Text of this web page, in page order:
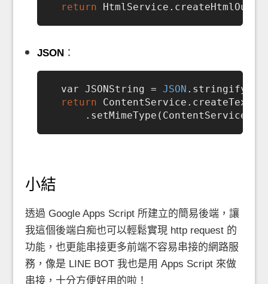
return
JSON ：
  var JSONString =
JSON
return
小結
透過 Google Apps Script 所建立的簡易後端，讓
我這個後端白痴也可以輕鬆實現 http request 的
功能，也更能串接更多前端不容易串接的網路服
務，像是 LINE BOT 我也是用 Apps Script 來做
串接，十分方便好用的啦！